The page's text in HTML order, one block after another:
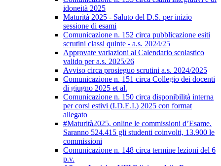
idoneità 2025
Maturità 2025 - Saluto del D.S. per inizio
sessione di esami
Comunicazione n. 152 circa pubblicazione esiti
scrutini classi quinte - a.s. 2024/25
Approvate variazioni al Calendario scolastico
valido per a.s. 2025/26
Avviso circa prosieguo scrutini a.s. 2024/2025
Comunicazione n. 151 circa Collegio dei docenti
di giugno 2025 et al.
Comunicazione n. 150 circa disponibilità interna
per corsi estivi (I.D.E.I.) 2025 con format
allegato
#Maturità2025, online le commissioni d’Esame.
Saranno 524.415 gli studenti coinvolti, 13.900 le
commissioni
Comunicazione n. 148 circa termine lezioni del 6
p.v.